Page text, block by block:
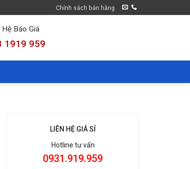
Chính sách bán hàng
Hệ Báo Giá
1919 959
LIÊN HỆ GIÁ SỈ
Hotline tư vấn
0931.919.959